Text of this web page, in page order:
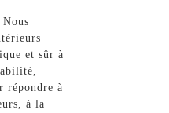
et sûr à
répondre à
à la